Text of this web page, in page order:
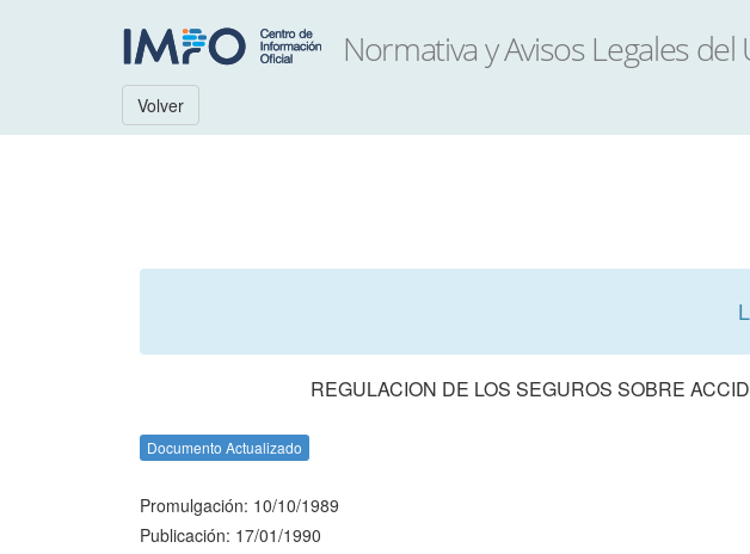
Volver
REGULACION DE LOS SEGUROS SOBRE
Documento Actualizado
Promulgación: 10/10/1989
Publicación: 17/01/1990